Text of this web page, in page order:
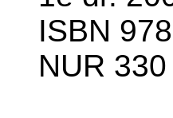
ISBN
NUR